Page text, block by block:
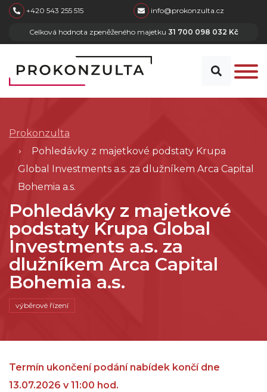
skip to main content
+420 543 255 515 info@prokonzulta.cz
Celková hodnota zpeněženého majetku 31 700 098 032 Kč
Prokonzulta
Pohledávky z majetkové podstaty Krupa
Global Investments a.s. za dlužníkem Arca Capital
Bohemia a.s.
Pohledávky z majetkové
podstaty Krupa Global
Investments a.s. za
dlužníkem Arca Capital
Bohemia a.s.
výběrové řízení
Termín ukončení podání nabídek končí dne
13.07.2026 v 11:00 hod.